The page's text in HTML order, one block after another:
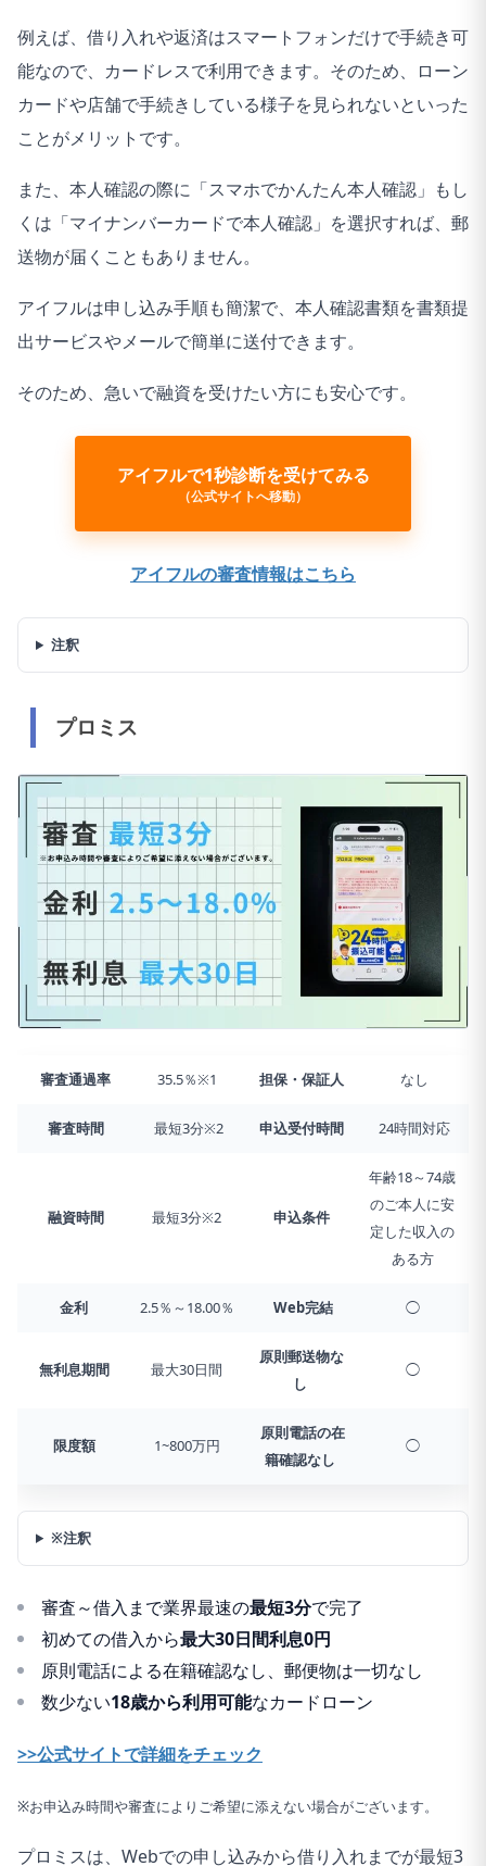
例えば、借り入れや返済はスマートフォンだけで手続き可
能なので、カードレスで利用できます。そのため、ローン
カードや店舗で手続きしている様子を見られないといった
ことがメリットです。
また、本人確認の際に「スマホでかんたん本人確認」もし
くは「マイナンバーカードで本人確認」を選択すれば、郵
送物が届くこともありません。
アイフルは申し込み手順も簡潔で、本人確認書類を書類提
出サービスやメールで簡単に送付できます。
そのため、急いで融資を受けたい方にも安心です。
アイフルで1秒診断を受けてみる
（公式サイトへ移動）
アイフルの審査情報はこちら
注釈
プロミス
審査通過率 35.5％※1 担保・保証人 なし
審査時間 最短3分※2 申込受付時間 24時間対応
融資時間 最短3分※2 申込条件
年齢18～74歳
のご本人に安
定した収入の
ある方
金利 2.5％～18.00％ Web完結 ◯
無利息期間 最大30日間
原則郵送物な
し
◯
限度額 1~800万円
原則電話の在
籍確認なし
◯
※注釈
審査～借入まで業界最速の最短3分で完了
初めての借入から最大30日間利息0円
原則電話による在籍確認なし、郵便物は一切なし
数少ない18歳から利用可能なカードローン
>>公式サイトで詳細をチェック
※お申込み時間や審査によりご希望に添えない場合がございます。
プロミスは、Webでの申し込みから借り入れまでが最短3